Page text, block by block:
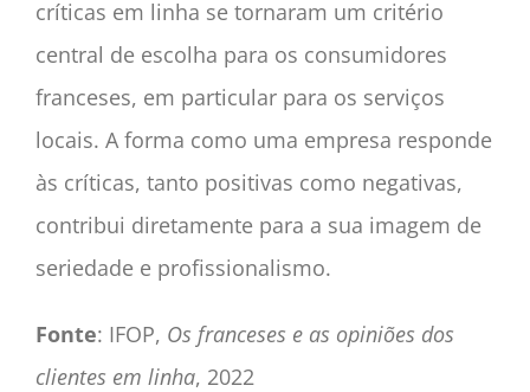
críticas em linha se tornaram um critério
central de escolha para os consumidores
franceses, em particular para os serviços
locais. A forma como uma empresa responde
às críticas, tanto positivas como negativas,
contribui diretamente para a sua imagem de
seriedade e profissionalismo.
Fonte: IFOP, Os franceses e as opiniões dos
clientes em linha, 2022